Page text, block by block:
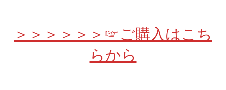
＞＞＞＞＞＞☞ご購入はこち
らから